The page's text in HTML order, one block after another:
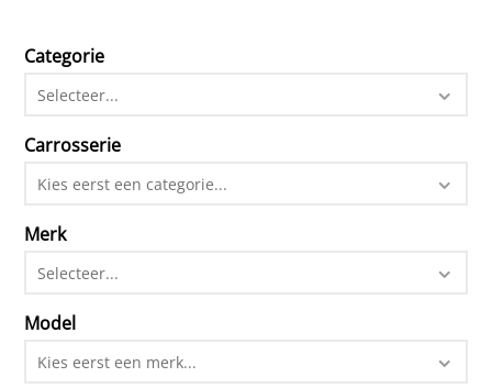
Categorie
Selecteer...
Carrosserie
Kies eerst een categorie...
Merk
Selecteer...
Model
Kies eerst een merk...